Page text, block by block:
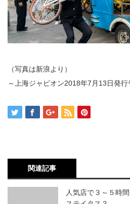
（写真は新浪より）
～上海ジャピオン2018年7月13日発行
関連記事
人気店で３～５時